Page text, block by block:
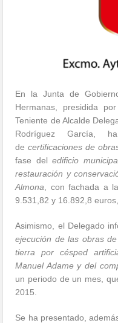
En la Junta de
Hermanas, presidida
Teniente de Alcalde
Rodríguez García,
decertificaciones de
fase deledificio
restauración y
Almona , con fachada a
9.531,82 y 16.892,8
Asimismo, el Delegado
ejecución de las obras
tierra por césped
Manuel Adame y del
un periodo de un mes,
2015.
Se ha presentado,